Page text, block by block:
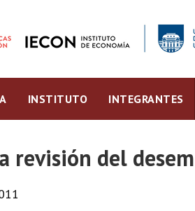
INSTITUTO INTEGRANTES
revisión del